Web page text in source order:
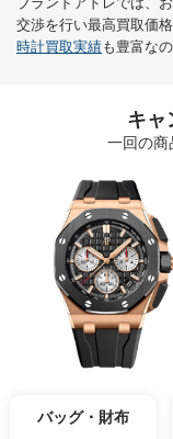
交渉を行い最高買取価
時計買取実績も豊富な
キャ
一回の商
バッグ・財布